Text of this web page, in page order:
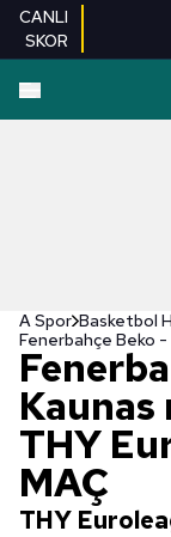
CANLI
SKOR
A Spor Basketbol
Kaunas
THY
MAÇ
THY